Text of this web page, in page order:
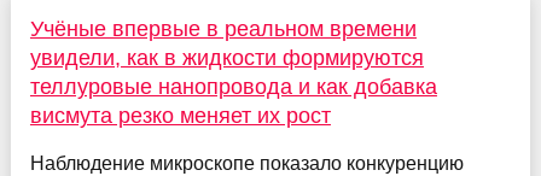
Учёные впервые в реальном времени
увидели, как в жидкости формируются
теллуровые нанопровода и как добавка
висмута резко меняет их рост
Наблюдение микроскопе показало конкуренцию